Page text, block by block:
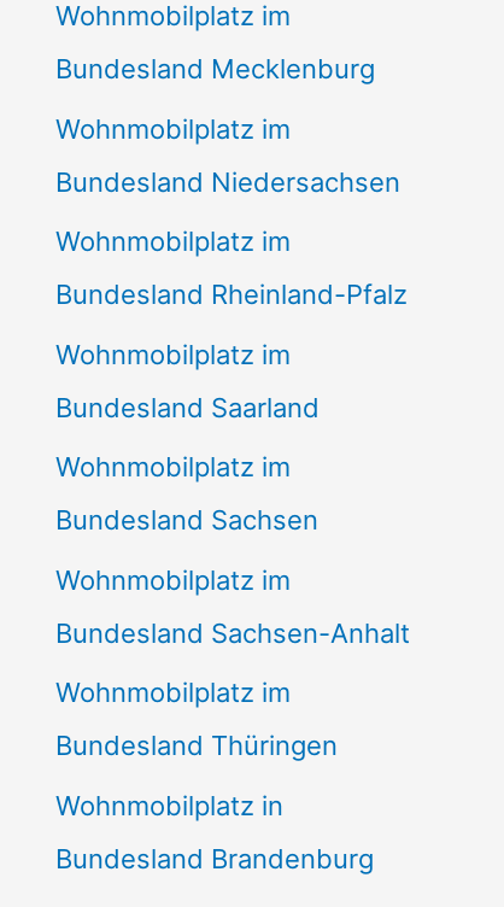
Wohnmobilplatz im
Bundesland Mecklenburg
Wohnmobilplatz im
Bundesland Niedersachsen
Wohnmobilplatz im
Bundesland Rheinland-Pfalz
Wohnmobilplatz im
Bundesland Saarland
Wohnmobilplatz im
Bundesland Sachsen
Wohnmobilplatz im
Bundesland Sachsen-Anhalt
Wohnmobilplatz im
Bundesland Thüringen
Wohnmobilplatz in
Bundesland Brandenburg